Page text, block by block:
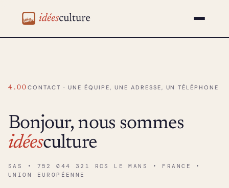
idéesculture
4.00CONTACT · UNE ÉQUIPE, UNE ADRESSE, UN TÉLÉPHONE
Bonjour, nous sommes
idéesculture
SAS • 752 044 321 RCS LE MANS • FRANCE •
UNION EUROPÉENNE